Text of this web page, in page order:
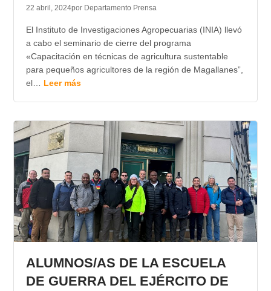
22 abril, 2024por Departamento Prensa
El Instituto de Investigaciones Agropecuarias (INIA) llevó
a cabo el seminario de cierre del programa
«Capacitación en técnicas de agricultura sustentable
para pequeños agricultores de la región de Magallanes”,
el… Leer más
ALUMNOS/AS DE LA ESCUELA
DE GUERRA DEL EJÉRCITO DE